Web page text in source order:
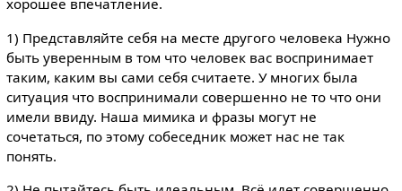
хорошее впечатление.
1) Представляйте себя на месте другого человека Нужно
быть уверенным в том что человек вас воспринимает
таким, каким вы сами себя считаете. У многих была
ситуация что воспринимали совершенно не то что они
имели ввиду. Наша мимика и фразы могут не
сочетаться, по этому собеседник может нас не так
понять.